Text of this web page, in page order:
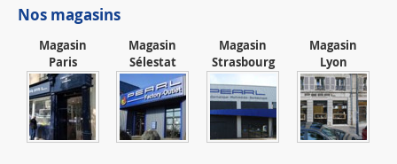
Nos magasins
Magasin
Paris
Magasin
Sélestat
Magasin
Strasbourg
Magasin
Lyon